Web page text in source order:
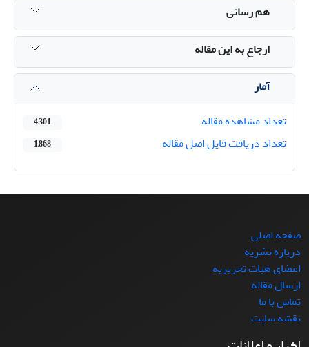
هم رسانی
ارجاع به این مقاله
آمار
تعداد مشاهده مقاله
4,301
تعداد دریافت فایل اصل مقاله 1,868
صفحه اصلی
درباره نشریه
اعضای هیات تحریریه
ارسال مقاله
تماس با ما
نقشه سایت